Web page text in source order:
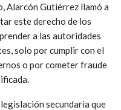
Alarcón Gutiérrez llamó a
este derecho de los
a las autoridades
solo por cumplir con el
o por cometer fraude
secundaria que